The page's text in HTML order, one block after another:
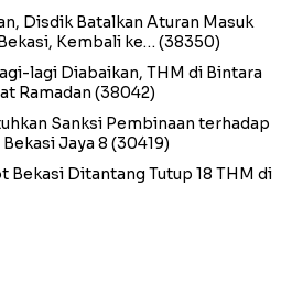
Disdik Batalkan Aturan Masuk
Kembali ke… (38350)
lagi Diabaikan, THM di Bintara
Ramadan (38042)
Sanksi Pembinaan terhadap
Jaya 8 (30419)
Bekasi Ditantang Tutup 18 THM di